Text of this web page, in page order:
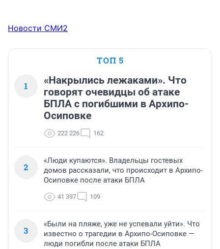
Новости СМИ2
ТОП 5
1
«Накрылись лежаками». Что
говорят очевидцы об атаке
БПЛА с погибшими в Архипо-
Осиповке
222 226 162
2
«Люди купаются». Владельцы гостевых
домов рассказали, что происходит в Архипо-
Осиповке после атаки БПЛА
41 397 109
3
«Были на пляже, уже не успевали уйти». Что
известно о трагедии в Архипо-Осиповке —
люди погибли после атаки БПЛА